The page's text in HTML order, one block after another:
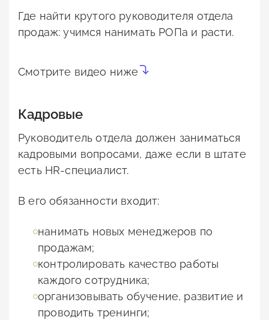
Где найти крутого руководителя отдела
продаж: учимся нанимать РОПа и расти.
Смотрите видео ниже
Кадровые
Руководитель отдела должен заниматься
кадровыми вопросами, даже если в штате
есть HR-специалист.
В его обязанности входит:
нанимать новых менеджеров по
продажам;
контролировать качество работы
каждого сотрудника;
организовывать обучение, развитие и
проводить тренинги;